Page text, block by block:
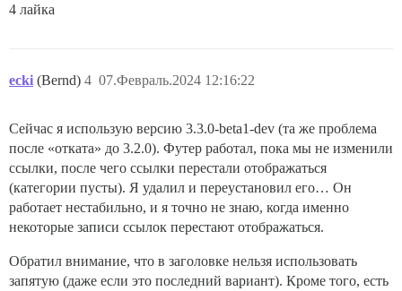
4 лайка
ecki (Bernd) 07.Февраль.2024 12:16:22
4
Сейчас я использую версию 3.3.0-beta1-dev (та же проблема
после «отката» до 3.2.0). Футер работал, пока мы не изменили
ссылки, после чего ссылки перестали отображаться
(категории пусты). Я удалил и переустановил его… Он
работает нестабильно, и я точно не знаю, когда именно
некоторые записи ссылок перестают отображаться.
Обратил внимание, что в заголовке нельзя использовать
запятую (даже если это последний вариант). Кроме того, есть